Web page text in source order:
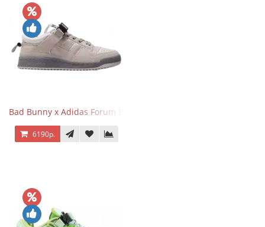
Bad Bunny x Adidas Forum Buckle Low Gray
6190р.